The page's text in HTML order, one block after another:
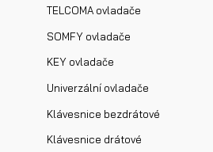
TELCOMA ovladače
SOMFY ovladače
KEY ovladače
Univerzální ovladače
Klávesnice bezdrátové
Klávesnice drátové